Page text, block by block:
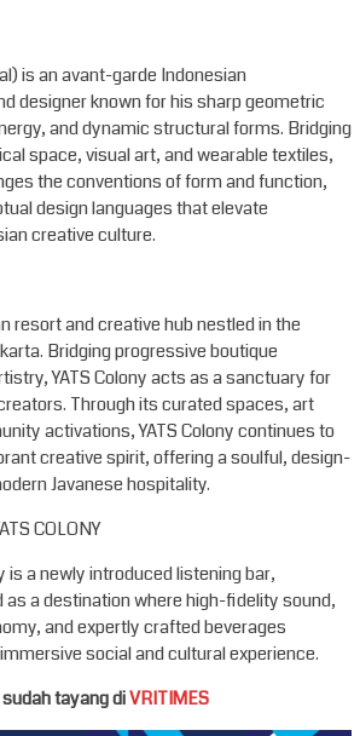
is an avant-garde Indonesian
designer known for his sharp geometric
and dynamic structural forms. Bridging
space, visual art, and wearable textiles,
the conventions of form and function,
design languages that elevate
creative culture.
resort and creative hub nestled in the
Bridging progressive boutique
YATS Colony acts as a sanctuary for
Through its curated spaces, art
activations, YATS Colony continues to
creative spirit, offering a soulful, design-
Javanese hospitality.
COLONY
is a newly introduced listening bar,
a destination where high-fidelity sound,
and expertly crafted beverages
social and cultural experience.
tayang diVRITIMES